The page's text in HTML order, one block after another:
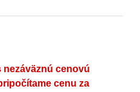
nezáväznú cenovú
cenu za